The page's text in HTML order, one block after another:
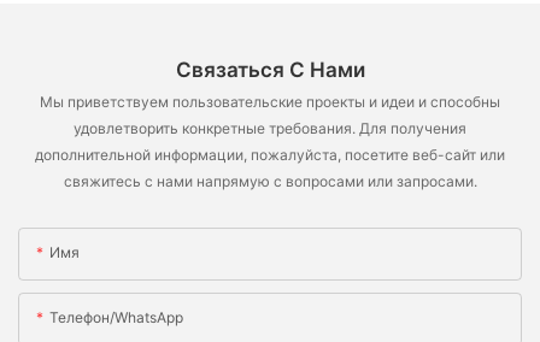
Связаться С Нами
Мы приветствуем пользовательские проекты и идеи и способны
удовлетворить конкретные требования. Для получения
дополнительной информации, пожалуйста, посетите веб-сайт или
свяжитесь с нами напрямую с вопросами или запросами.
Имя
Телефон/WhatsApp